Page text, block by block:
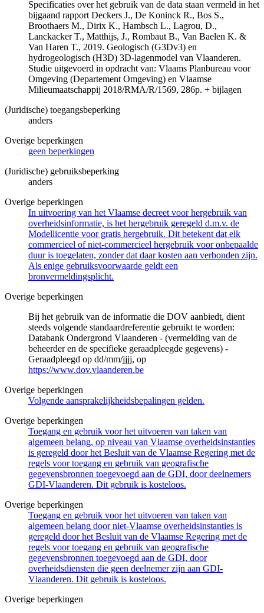
Specificaties over het gebruik van de data staan vermeld in het
bijgaand rapport Deckers J., De Koninck R., Bos S.,
Broothaers M., Dirix K., Hambsch L., Lagrou, D.,
Lanckacker T., Matthijs, J., Rombaut B., Van Baelen K. &
Van Haren T., 2019. Geologisch (G3Dv3) en
hydrogeologisch (H3D) 3D-lagenmodel van Vlaanderen.
Studie uitgevoerd in opdracht van: Vlaams Planbureau voor
Omgeving (Departement Omgeving) en Vlaamse
Milieumaatschappij 2018/RMA/R/1569, 286p. + bijlagen
(Juridische) toegangsbeperking
anders
Overige beperkingen
geen beperkingen
(Juridische) gebruiksbeperking
anders
Overige beperkingen
In uitvoering van het Vlaamse decreet voor hergebruik van
overheidsinformatie, is het hergebruik geregeld d.m.v. de
Modellicentie voor gratis hergebruik. Dit betekent dat elk
commercieel of niet-commercieel hergebruik voor onbepaalde
duur is toegelaten, zonder dat daar kosten aan verbonden zijn.
Als enige gebruiksvoorwaarde geldt een
bronvermeldingsplicht.
Overige beperkingen
Bij het gebruik van de informatie die DOV aanbiedt, dient
steeds volgende standaardreferentie gebruikt te worden:
Databank Ondergrond Vlaanderen - (vermelding van de
beheerder en de specifieke geraadpleegde gegevens) -
Geraadpleegd op dd/mm/jjjj, op
https://www.dov.vlaanderen.be
Overige beperkingen
Volgende aansprakelijkheidsbepalingen gelden.
Overige beperkingen
Toegang en gebruik voor het uitvoeren van taken van
algemeen belang, op niveau van Vlaamse overheidsinstanties
is geregeld door het Besluit van de Vlaamse Regering met de
regels voor toegang en gebruik van geografische
gegevensbronnen toegevoegd aan de GDI, door deelnemers
GDI-Vlaanderen. Dit gebruik is kosteloos.
Overige beperkingen
Toegang en gebruik voor het uitvoeren van taken van
algemeen belang door niet-Vlaamse overheidsinstanties is
geregeld door het Besluit van de Vlaamse Regering met de
regels voor toegang en gebruik van geografische
gegevensbronnen toegevoegd aan de GDI, door
overheidsdiensten die geen deelnemer zijn aan GDI-
Vlaanderen. Dit gebruik is kosteloos.
Overige beperkingen